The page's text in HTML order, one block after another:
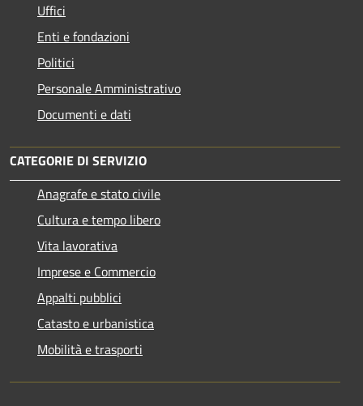
Uffici
Enti e fondazioni
Politici
Personale Amministrativo
Documenti e dati
CATEGORIE DI SERVIZIO
Anagrafe e stato civile
Cultura e tempo libero
Vita lavorativa
Imprese e Commercio
Appalti pubblici
Catasto e urbanistica
Mobilità e trasporti